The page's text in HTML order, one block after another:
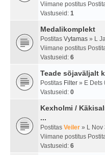
Viimane postitus
Vastuseid: 1
Medalikomplekt
Postitas Vytamas » L
Viimane postitus
Vastuseid: 6
Teade sõjaväljalt
Postitas Filter » E Dets
Vastuseid: 0
Kexholmi /
...
Postitas Veiler » L Nov
Viimane postitus
Vastuseid: 6